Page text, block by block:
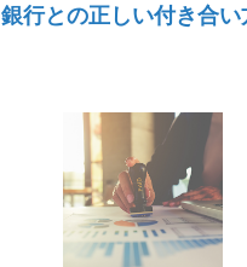
銀行との正しい付き合